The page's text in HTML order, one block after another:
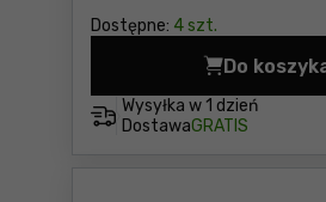
Dostępne: 4 szt.
Wysyłka w 1 dzień
DostawaGRATIS
Do